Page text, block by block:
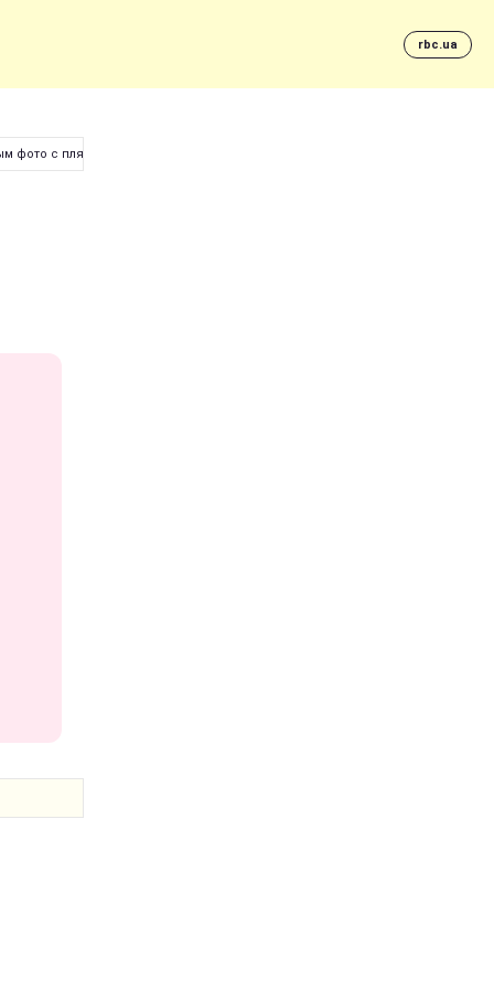
rbc.ua
фото с пляжа